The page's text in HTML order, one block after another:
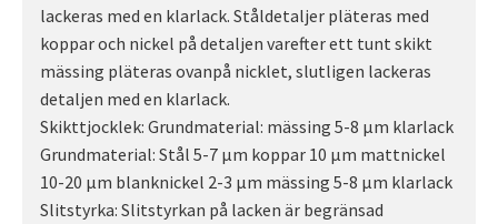
lackeras med en klarlack. Ståldetaljer pläteras med
koppar och nickel på detaljen varefter ett tunt skikt
mässing pläteras ovanpå nicklet, slutligen lackeras
detaljen med en klarlack.
Skikttjocklek: Grundmaterial: mässing 5-8 µm klarlack
Grundmaterial: Stål 5-7 µm koppar 10 µm mattnickel
10-20 µm blanknickel 2-3 µm mässing 5-8 µm klarlack
Slitstyrka: Slitstyrkan på lacken är begränsad